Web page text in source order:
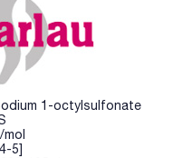
1-octylsulfonate
mol
5]